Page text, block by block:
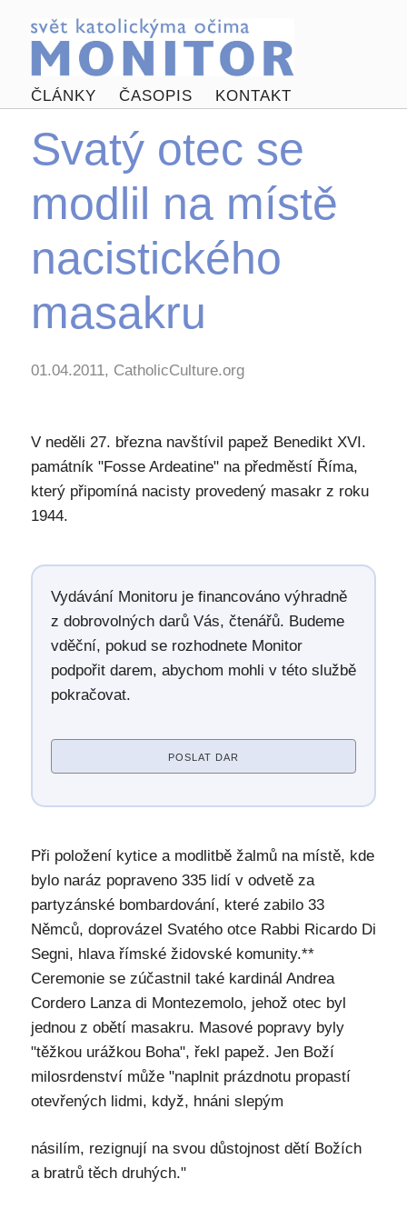
ČLÁNKY ČASOPIS KONTAKT
Svatý otec se
modlil na místě
nacistického
masakru
01.04.2011, CatholicCulture.org
V neděli 27. března navštívil papež Benedikt XVI.
památník "Fosse Ardeatine" na předměstí Říma,
který připomíná nacisty provedený masakr z roku
1944.
Vydávání Monitoru je financováno výhradně
z dobrovolných darů Vás, čtenářů. Budeme
vděční, pokud se rozhodnete Monitor
podpořit darem, abychom mohli v této službě
pokračovat.
POSLAT DAR
Při položení kytice a modlitbě žalmů na místě, kde
bylo naráz popraveno 335 lidí v odvetě za
partyzánské bombardování, které zabilo 33
Němců, doprovázel Svatého otce Rabbi Ricardo Di
Segni, hlava římské židovské komunity.**
Ceremonie se zúčastnil také kardinál Andrea
Cordero Lanza di Montezemolo, jehož otec byl
jednou z obětí masakru. Masové popravy byly
"těžkou urážkou Boha", řekl papež. Jen Boží
milosrdenství může "naplnit prázdnotu propastí
otevřených lidmi, když, hnáni slepým
násilím, rezignují na svou důstojnost dětí Božích
a bratrů těch druhých."